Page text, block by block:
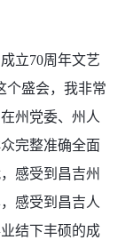
立70周年文艺
个盛会，我非常
州党委、州人
完整准确全面
感受到昌吉州
感受到昌吉人
结下丰硕的成